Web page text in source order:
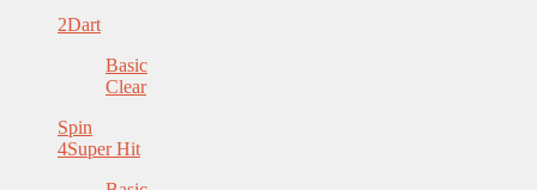
2Dart
Basic
Clear
Spin
4Super Hit